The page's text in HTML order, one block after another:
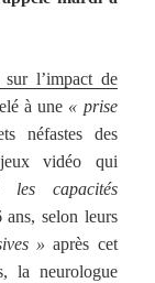
l’impact de
à une « prise
néfastes des
jeux vidéo qui
capacités
ans, selon leurs
» après cet
la neurologue